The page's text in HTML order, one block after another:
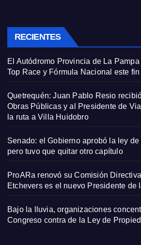
RECIENTES
El Autódromo Provincia de La
Top Race y Fórmula Nacional este
Quetrequén: Juan Pablo Resio
Obras Públicas y al Presidente de
la ruta a Villa Huidobro
Senado: el Gobierno aprobó la ley
pero tuvo que quitar otro capítulo
ProARa renovó su Comisión
Etchevers es el nuevo Presidente de
Bajo la lluvia, organizaciones
Congreso contra de la Ley de